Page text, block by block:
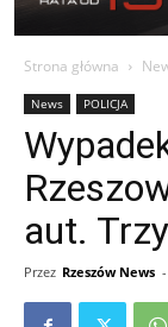
Strona główna
News POLICJA
aut.
Przez Rzeszów News -